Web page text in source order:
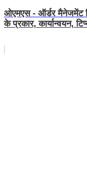
ओएमएस - ऑर्डर मैनेजमेंट
के प्रकार, कार्यान्वयन,